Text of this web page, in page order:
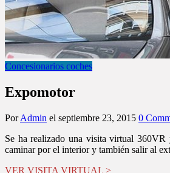
Concesionarios coches
Expomotor
PorAdmin el septiembre 23, 2015 0
Se ha realizado una visita virtual 360VR
caminar por el interior y también salir al
VER VISITA VIRTUAL >